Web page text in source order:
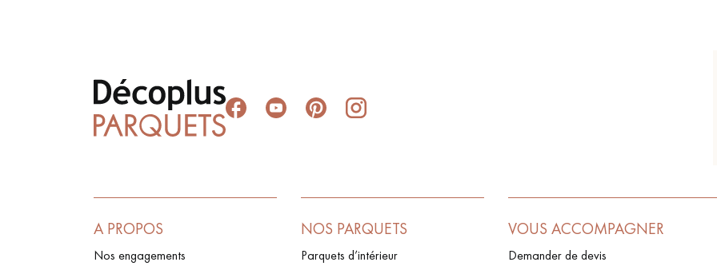
A PROPOS
Nos engagements
NOS PARQUETS
Parquets d’intérieur
VOUS ACCOMPAGNER
Demander de devis